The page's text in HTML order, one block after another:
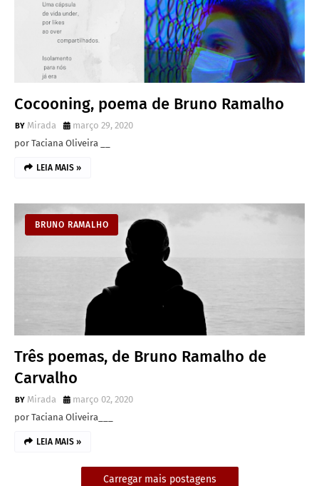
Cocooning, poema de Bruno Ramalho
Mirada
março 29, 2020
por Taciana Oliveira __
LEIA MAIS »
BRUNO RAMALHO
Três poemas, de Bruno Ramalho de
Carvalho
Mirada
março 02, 2020
por Taciana Oliveira___
LEIA MAIS »
Carregar mais postagens